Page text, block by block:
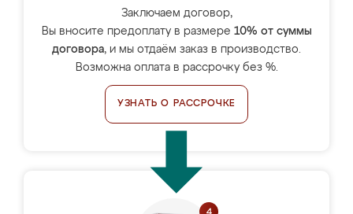
Заключаем договор,
Вы вносите предоплату в размере 10% от суммы
договора, и мы отдаём заказ в производство.
Возможна оплата в рассрочку без %.
УЗНАТЬ О РАССРОЧКЕ